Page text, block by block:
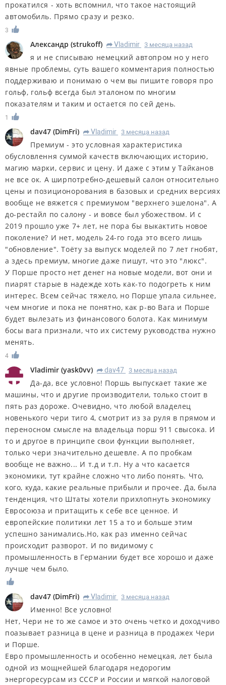
прокатился - хоть вспомнил, что такое настоящий
автомобиль. Прямо сразу и резко.
3
Александр (strukoff) R Vladimir 3 месяца назад
я и не списываю немецкий автопром но у него
явные проблемы, суть вашего комментария полностью
поддерживаю и понимаю о чем вы пишите говоря про
гольф, гольф всегда был эталоном по многим
показателям и таким и остается по сей день.
1
dav47 (DimFri) R Vladimir 3 месяца назад
Премиум - это условная характеристика
обусловлення суммой качеств включающих историю,
магию марки, сервис и цену. И даже с этим у Тайканов
не все ок. А ширпотребно-дешевый салон относительно
цены и позиционорования в базовых и средних версиях
вообще не вяжется с премиумом "верхнего эшелона". А
до-рестайл по салону - и вовсе был убожеством. И с
2019 прошло уже 7+ лет, не пора бы выкактить новое
поколение? И нет, модель 24-го года это всего лишь
"обновление". Тоёту за выпуск моделей по 7 лет гнобят,
а здесь премиум, многие даже пишут, что это "люкс".
У Порше просто нет денег на новые модели, вот они и
пиарят старые в надежде хоть как-то подогреть к ним
интерес. Всем сейчас тяжело, но Порше упала сильнее,
чем многие и пока не понятно, как р-во Вага и Порше
будет вылезать из финансового болота. Как минимум
босы вага признали, что их систему руководства нужно
менять.
4
Vladimir (yask0vv) R dav47 3 месяца назад
Да-да, все условно! Поршь выпускает такие же
машины, что и другие производители, только стоит в
пять раз дороже. Очевидно, что любой владелец
новенького чери тиго 4, смотрит из за руля в прямом и
переносном смысле на владельца порш 911 свысока. И
то и другое в принципе свои функции выполняет,
только чери значительно дешевле. А по пробкам
вообще не важно... И т.д и т.п. Ну а что касается
экономики, тут крайне сложно что либо понять. Что,
кого, куда, какие реальные прибыли и прочее. Да, была
тенденция, что Штаты хотели прихлопнуть экономику
Евросоюза и притащить к себе все ценное. И
европейские политики лет 15 а то и больше этим
успешно занимались.Но, как раз именно сейчас
происходит разворот. И по видимому с
промышленность в Германии будет все хорошо и даже
лучше чем было.
dav47 (DimFri) R Vladimir 3 месяца назад
Именно! Все условно!
Нет, Чери не то же самое и это очень четко и доходчиво
поазывает разница в цене и разница в продажех Чери
и Порше.
Евро промышленность и особенно немецкая, лет была
одной из мощнейшей благодаря недорогим
энергоресурсам из СССР и России и мягкой налоговой